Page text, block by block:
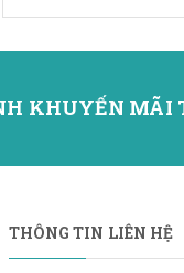
KHUYẾN MÃI
THÔNG TIN LIÊN HỆ